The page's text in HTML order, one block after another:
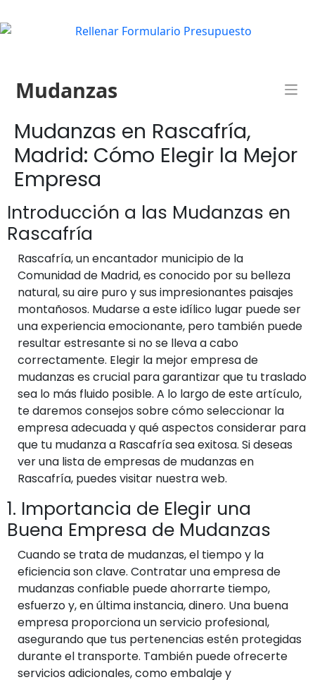
Mudanzas
Mudanzas en Rascafría,
Madrid: Cómo Elegir la Mejor
Empresa
Introducción a las Mudanzas en
Rascafría
Rascafría, un encantador municipio de la
Comunidad de Madrid, es conocido por su belleza
natural, su aire puro y sus impresionantes paisajes
montañosos. Mudarse a este idílico lugar puede ser
una experiencia emocionante, pero también puede
resultar estresante si no se lleva a cabo
correctamente. Elegir la mejor empresa de
mudanzas es crucial para garantizar que tu traslado
sea lo más fluido posible. A lo largo de este artículo,
te daremos consejos sobre cómo seleccionar la
empresa adecuada y qué aspectos considerar para
que tu mudanza a Rascafría sea exitosa. Si deseas
ver una lista de empresas de mudanzas en
Rascafría, puedes visitar nuestra web.
1. Importancia de Elegir una
Buena Empresa de Mudanzas
Cuando se trata de mudanzas, el tiempo y la
eficiencia son clave. Contratar una empresa de
mudanzas confiable puede ahorrarte tiempo,
esfuerzo y, en última instancia, dinero. Una buena
empresa proporciona un servicio profesional,
asegurando que tus pertenencias estén protegidas
durante el transporte. También puede ofrecerte
servicios adicionales, como embalaje y